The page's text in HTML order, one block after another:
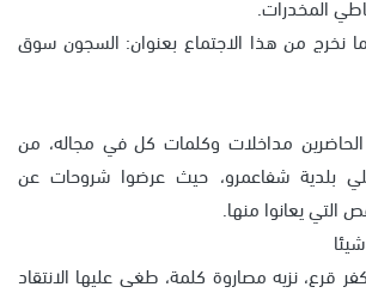
نخرج من هذا الاجتماع بعنوان: السجون سوق
مداخلات وكلمات كل في مجاله، من
بلدية شفاعمرو، حيث عرضوا شروحات عن
التي يعانوا منها.
نزيه مصاروة كلمة، طغى عليها الانتقاد